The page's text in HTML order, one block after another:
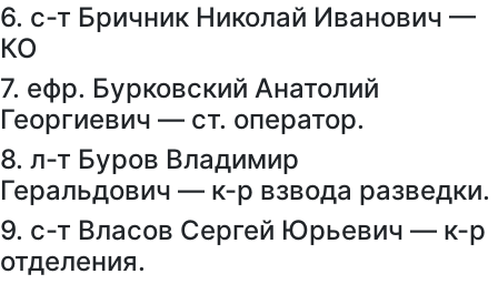
6. с-т Бричник Николай Иванович —
КО
7. ефр. Бурковский Анатолий
Георгиевич — ст. оператор.
8. л-т Буров Владимир
Геральдович — к-р взвода разведки.
9. с-т Власов Сергей Юрьевич — к-р
отделения.